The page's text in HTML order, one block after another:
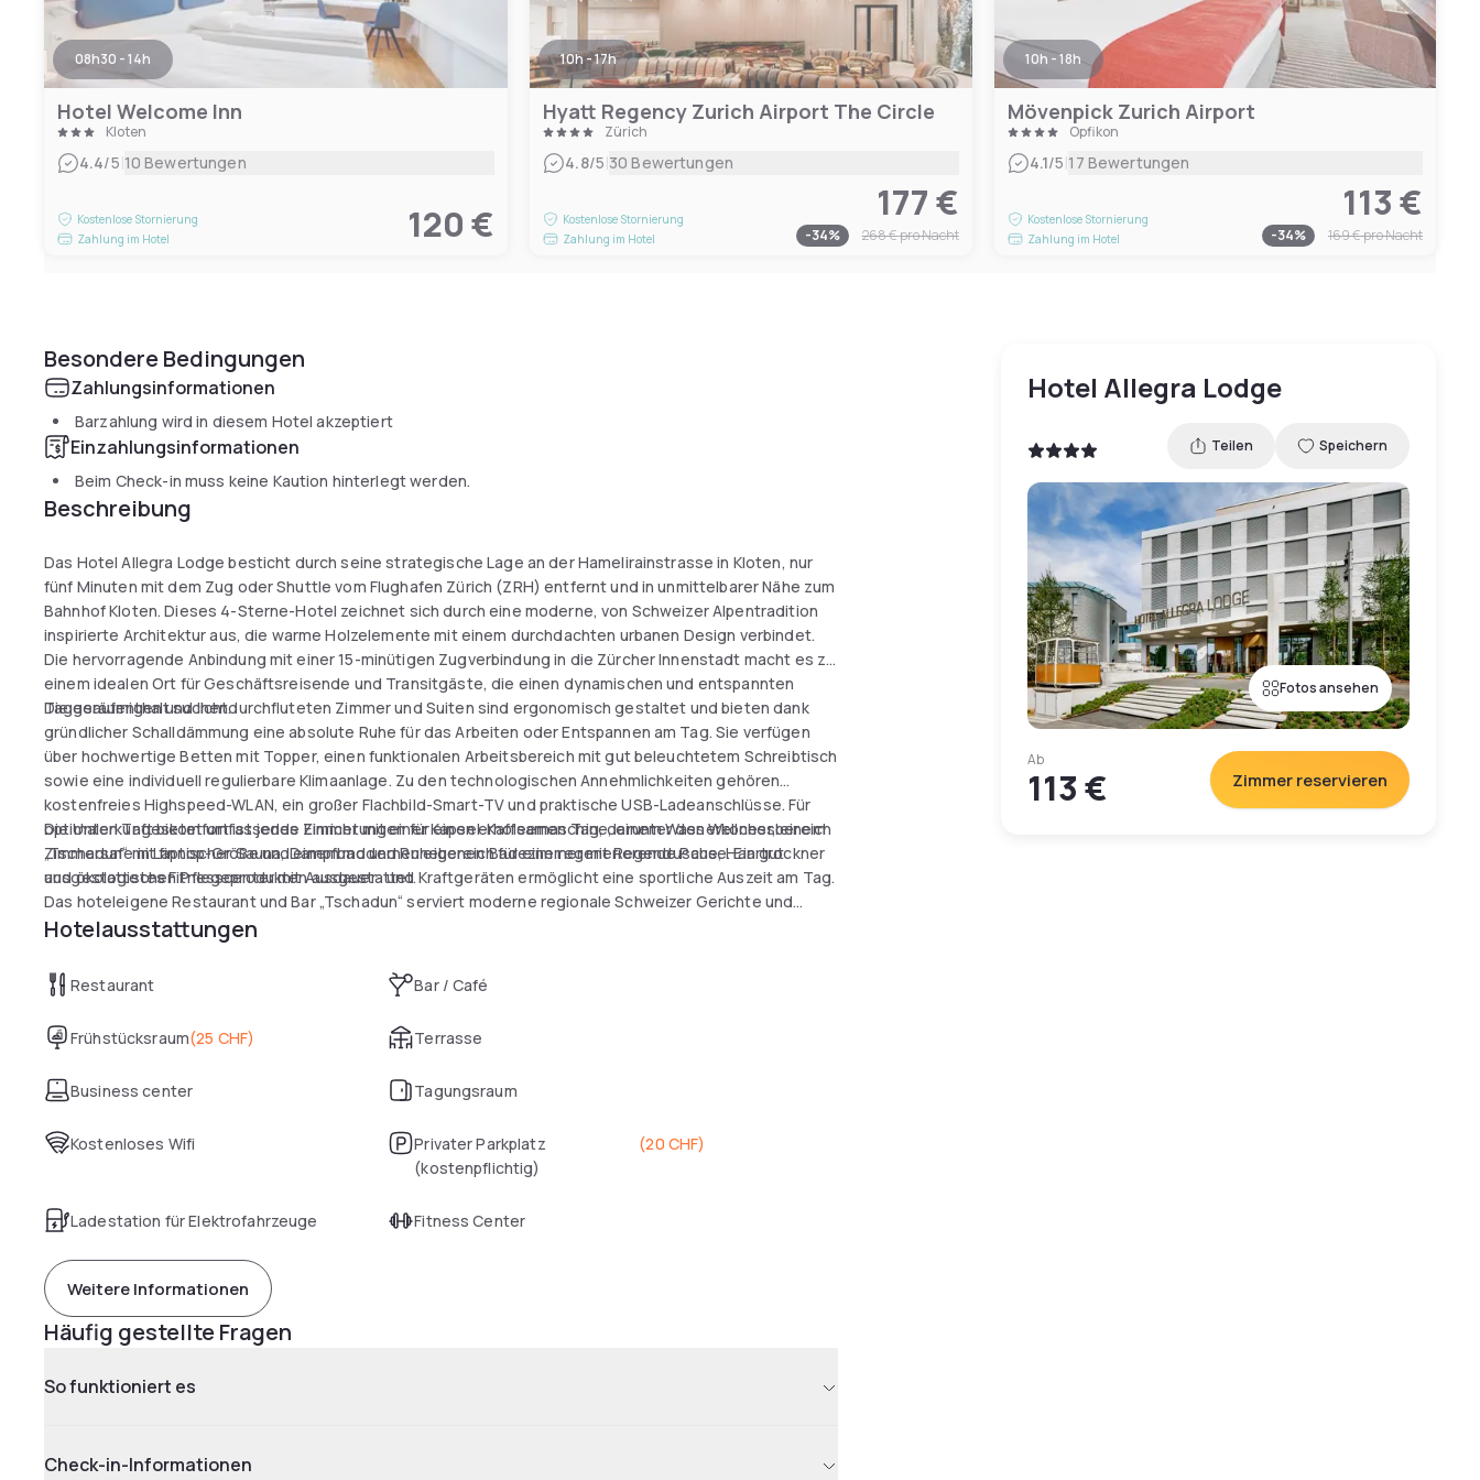
08h30 - 14h
Hotel Welcome Inn
Kloten
4.4/5|10 Bewertungen
Kostenlose Stornierung
Zahlung im Hotel
120 €
10h - 17h
Hyatt Regency Zurich Airport The Circle
Zürich
4.8/5|30 Bewertungen
Kostenlose Stornierung
Zahlung im Hotel
177 €
-34% 268 €pro Nacht
10h - 18h
Mövenpick Zurich Airport
Opfikon
4.1/5|17 Bewertungen
Kostenlose Stornierung
Zahlung im Hotel
113 €
-34% 169 €pro Nacht
Besondere Bedingungen
Zahlungsinformationen
Barzahlung wird in diesem Hotel akzeptiert
Einzahlungsinformationen
Beim Check-in muss keine Kaution hinterlegt werden.
Beschreibung
Das Hotel Allegra Lodge besticht durch seine strategische Lage an der Hamelirainstrasse in Kloten, nur
fünf Minuten mit dem Zug oder Shuttle vom Flughafen Zürich (ZRH) entfernt und in unmittelbarer Nähe zum
Bahnhof Kloten. Dieses 4-Sterne-Hotel zeichnet sich durch eine moderne, von Schweizer Alpentradition
inspirierte Architektur aus, die warme Holzelemente mit einem durchdachten urbanen Design verbindet.
Die hervorragende Anbindung mit einer 15-minütigen Zugverbindung in die Zürcher Innenstadt macht es zu
einem idealen Ort für Geschäftsreisende und Transitgäste, die einen dynamischen und entspannten
Tagesaufenthalt suchen.
Die geräumigen und lichtdurchfluteten Zimmer und Suiten sind ergonomisch gestaltet und bieten dank
gründlicher Schalldämmung eine absolute Ruhe für das Arbeiten oder Entspannen am Tag. Sie verfügen
über hochwertige Betten mit Topper, einen funktionalen Arbeitsbereich mit gut beleuchtetem Schreibtisch
sowie eine individuell regulierbare Klimaanlage. Zu den technologischen Annehmlichkeiten gehören
kostenfreies Highspeed-WLAN, ein großer Flachbild-Smart-TV und praktische USB-Ladeanschlüsse. Für
optimalen Tageskomfort ist jedes Zimmer mit einer Kapsel-Kaffeemaschine, einem Wasserkocher, einem
Zimmersafe in Laptop-Größe und einem modernen eigenen Badezimmer mit Regendusche, Haartrockner
und ökologischen Pflegeprodukten ausgestattet.
Die Unterkunft bietet umfassende Einrichtungen für einen erholsamen Tag, darunter den Wellnessbereich
„Tschadun“ mit finnischer Sauna, Dampfbad und Ruhebereich für eine regenerierende Pause. Ein gut
ausgestattetes Fitnesscenter mit Ausdauer- und Kraftgeräten ermöglicht eine sportliche Auszeit am Tag.
Das hoteleigene Restaurant und Bar „Tschadun“ serviert moderne regionale Schweizer Gerichte und
ausgewählte Getränke in einem einladenden Ambiente. Mit einer 24-Stunden-Rezeption, vielseitigen
Tagungsräumen und privaten Parkplätzen vor Ort erweist sich dieses Hotel als eine hocheffiziente Lösung
für einen gelungenen Aufenthalt am Flughafen.
Hotelausstattungen
Restaurant Bar / Café
Frühstücksraum(25 CHF) Terrasse
Business center Tagungsraum
Kostenloses Wifi
Privater Parkplatz
(kostenpflichtig)
(20 CHF)
Ladestation für Elektrofahrzeuge Fitness Center
Weitere Informationen
Häufig gestellte Fragen
So funktioniert es
Check-in-Informationen
Hotel Allegra Lodge
Teilen Speichern
Fotos ansehen
Ab
113 € Zimmer reservieren